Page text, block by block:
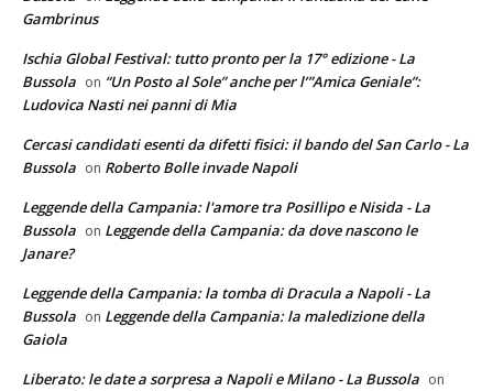
Gambrinus
Ischia Global Festival: tutto pronto per la 17° edizione - La
Bussola on “Un Posto al Sole” anche per l’”Amica Geniale”:
Ludovica Nasti nei panni di Mia
Cercasi candidati esenti da difetti fisici: il bando del San Carlo - La
Bussola on Roberto Bolle invade Napoli
Leggende della Campania: l'amore tra Posillipo e Nisida - La
Bussola on Leggende della Campania: da dove nascono le
Janare?
Leggende della Campania: la tomba di Dracula a Napoli - La
Bussola on Leggende della Campania: la maledizione della
Gaiola
Liberato: le date a sorpresa a Napoli e Milano - La Bussola on